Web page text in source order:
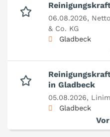
06.08.2026,
& Co. KG
Gladbeck
in Gladbeck
05.08.2026,
Gladbeck